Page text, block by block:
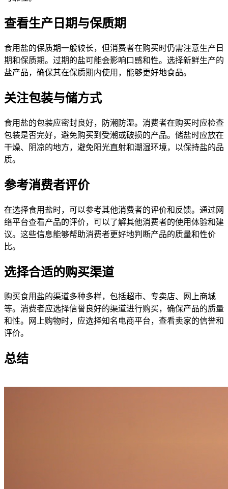
查看生产日期与保质期
食用盐的保质期一般较长，但消费者在购买时仍需注意生产日
期和保质期。过期的盐可能会影响口感和性。选择新鲜生产的
盐产品，确保其在保质期内使用，能够更好地食品。
关注包装与储方式
食用盐的包装应密封良好，防潮防湿。消费者在购买时应检查
包装是否完好，避免购买到受潮或破损的产品。储盐时应放在
干燥、阴凉的地方，避免阳光直射和潮湿环境，以保持盐的品
质。
参考消费者评价
在选择食用盐时，可以参考其他消费者的评价和反馈。通过网
络平台查看产品的评价，可以了解其他消费者的使用体验和建
议。这些信息能够帮助消费者更好地判断产品的质量和性价
比。
选择合适的购买渠道
购买食用盐的渠道多种多样，包括超市、专卖店、网上商城
等。消费者应选择信誉良好的渠道进行购买，确保产品的质量
和性。网上购物时，应选择知名电商平台，查看卖家的信誉和
评价。
总结